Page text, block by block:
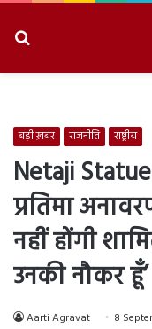
बड़ी ख़बर राजनीति राष्ट्रीय
Netaji
प्रतिमा
नहीं होंगी
उनकी नौकर हूँ’
Aarti Agravat 8